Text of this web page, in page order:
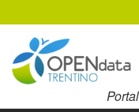
al
contenuto